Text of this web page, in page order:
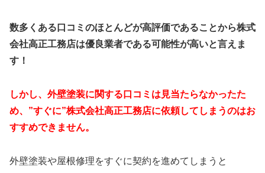
数多くある口コミのほとんどが高評価であることから株式
会社高正工務店は優良業者である可能性が高いと言えま
す！
しかし、外壁塗装に関する口コミは見当たらなかったた
め、”すぐに”株式会社高正工務店に依頼してしまうのはお
すすめできません。
外壁塗装や屋根修理をすぐに契約を進めてしまうと